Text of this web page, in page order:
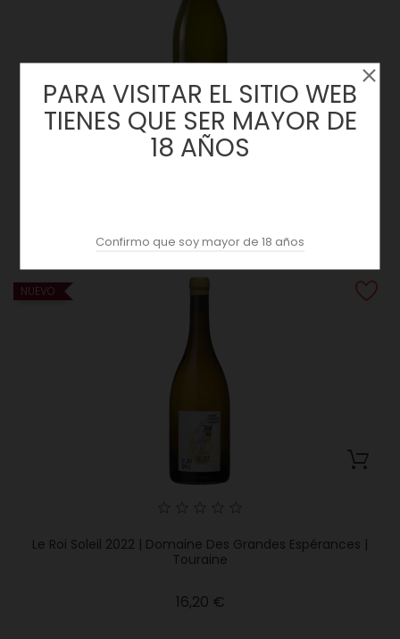
NUEVO
Le Roi Soleil 2022 | Domaine Des Grandes Espérances |
Touraine
16,20 €
PARA VISITAR EL SITIO WEB
TIENES QUE SER MAYOR DE
18 AÑOS
Confirmo que soy mayor de 18 años